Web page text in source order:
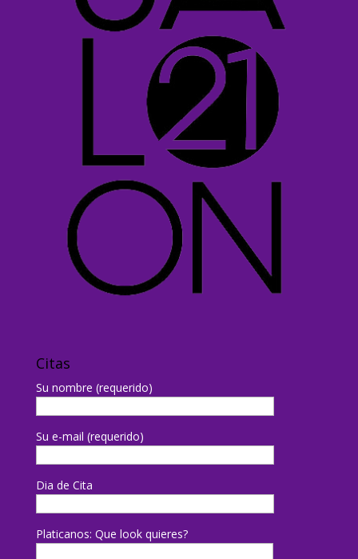
Citas
Su nombre (requerido)
Su e-mail (requerido)
Dia de Cita
Platicanos: Que look quieres?